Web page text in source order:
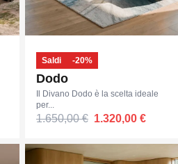
Saldi -20%
Dodo
Il Divano Dodo è la scelta ideale
per...
1.650,00 € 1.320,00 €